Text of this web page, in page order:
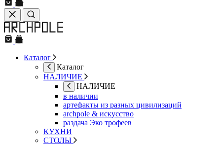
Каталог
Каталог
НАЛИЧИЕ
НАЛИЧИЕ
в наличии
артефакты из разных цивилизаций
archpole & искусство
раздача Эко трофеев
КУХНИ
СТОЛЫ